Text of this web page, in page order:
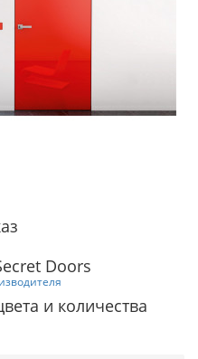
Doors
и количества